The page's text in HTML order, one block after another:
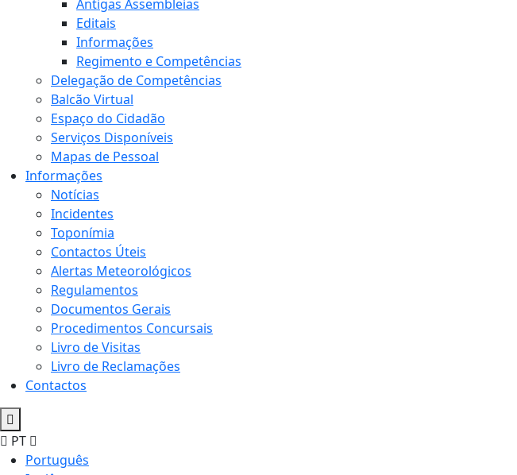
Antigas Assembleias
Editais
Informações
Regimento e Competências
Delegação de Competências
Balcão Virtual
Espaço do Cidadão
Serviços Disponíveis
Mapas de Pessoal
Informações
Notícias
Incidentes
Toponímia
Contactos Úteis
Alertas Meteorológicos
Regulamentos
Documentos Gerais
Procedimentos Concursais
Livro de Visitas
Livro de Reclamações
Contactos
PT
Português